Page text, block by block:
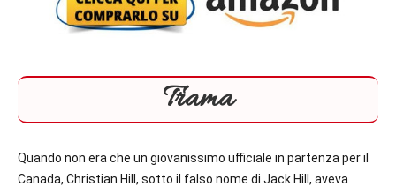
Trama
Quando non era che un giovanissimo ufficiale in partenza per il
Canada, Christian Hill, sotto il falso nome di Jack Hill, aveva